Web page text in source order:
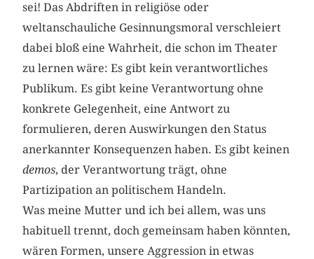
sei! Das Abdriften in religiöse oder
weltanschauliche Gesinnungsmoral verschleiert
dabei bloß eine Wahrheit, die schon im Theater
zu lernen wäre: Es gibt kein verantwortliches
Publikum. Es gibt keine Verantwortung ohne
konkrete Gelegenheit, eine Antwort zu
formulieren, deren Auswirkungen den Status
anerkannter Konsequenzen haben. Es gibt keinen
demos, der Verantwortung trägt, ohne
Partizipation an politischem Handeln.
Was meine Mutter und ich bei allem, was uns
habituell trennt, doch gemeinsam haben könnten,
wären Formen, unsere Aggression in etwas